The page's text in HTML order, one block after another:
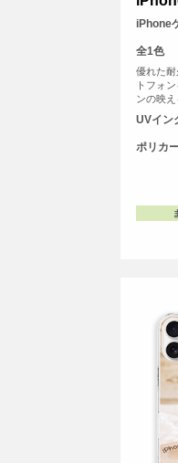
iPhone
全1色
優れた
トフォ
ンの映
スです。
UVイン
ポリカ